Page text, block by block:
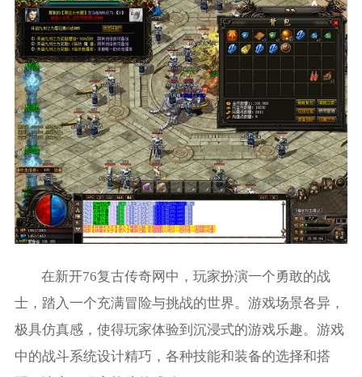
在新开76复古传奇网中，玩家扮演一个勇敢的战
士，踏入一个充满冒险与挑战的世界。游戏场景各异，
极具仿真感，使得玩家体验到沉浸式的游戏乐趣。游戏
中的战斗系统设计精巧，各种技能和装备的选择和搭